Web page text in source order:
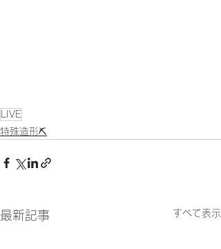
LIVE
特殊造形⛏
最新記事 すべて表示